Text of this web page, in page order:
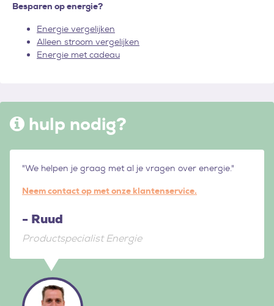
Besparen op energie?
Energie vergelijken
Alleen stroom vergelijken
Energie met cadeau
hulp nodig?
"We helpen je graag met al je vragen over energie."
Neem contact op met onze klantenservice.
- Ruud
Productspecialist Energie